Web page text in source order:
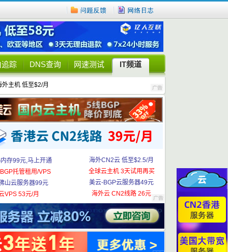
踪 DNS查询 网速测试 IT频道
外主机 低至$2/月
存99元,马上开通
托管租用/VPS
山云服务器99元
VPS 53元/月
海外CN2云 低至$2.5/月
全球云主机 3天试用再买
美云-BGP云服务器49元
海外云 CN2线路 26元